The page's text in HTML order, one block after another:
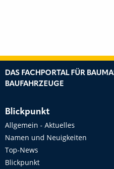
DAS FACHPORTAL FÜR
BAUFAHRZEUGE
Blickpunkt
Allgemein - Aktuelles
Namen und Neuigkeiten
Top-News
Blickpunkt